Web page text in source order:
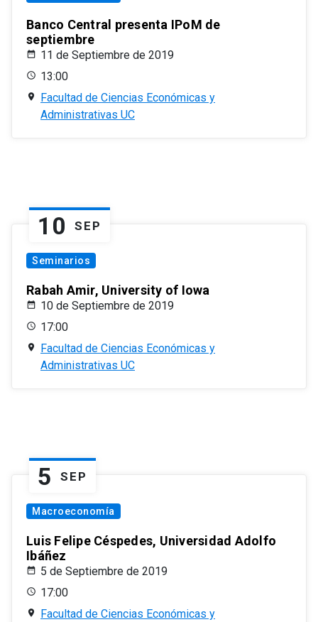
Banco Central presenta IPoM de
septiembre
11 de Septiembre de 2019
13:00
Facultad de Ciencias Económicas y
Administrativas UC
10 SEP
Seminarios
Rabah Amir, University of Iowa
10 de Septiembre de 2019
17:00
Facultad de Ciencias Económicas y
Administrativas UC
5 SEP
Macroeconomía
Luis Felipe Céspedes, Universidad Adolfo
Ibáñez
5 de Septiembre de 2019
17:00
Facultad de Ciencias Económicas y